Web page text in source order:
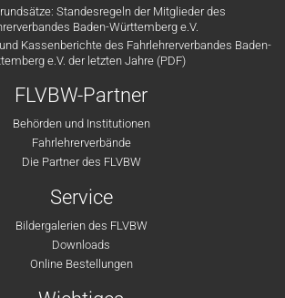
Standesregeln der Mitglieder des
Baden-Württemberg e.V.
Kassenberichte des Fahrlehrerverbandes Baden-
e.V. der letzten Jahre (PDF)
FLVBW-Partner
Behörden und Institutionen
Fahrlehrerverbände
Die Partner des FLVBW
Service
Bildergalerien des FLVBW
Downloads
Online Bestellungen